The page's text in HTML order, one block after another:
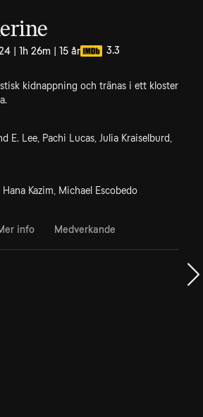
| 1h 26m | 15 år 3.3
kidnappning och tränas i ett kloster
E. Lee, Pachi Lucas, Julia Kraiselburd,
Kazim, Michael Escobedo
info Medverkande